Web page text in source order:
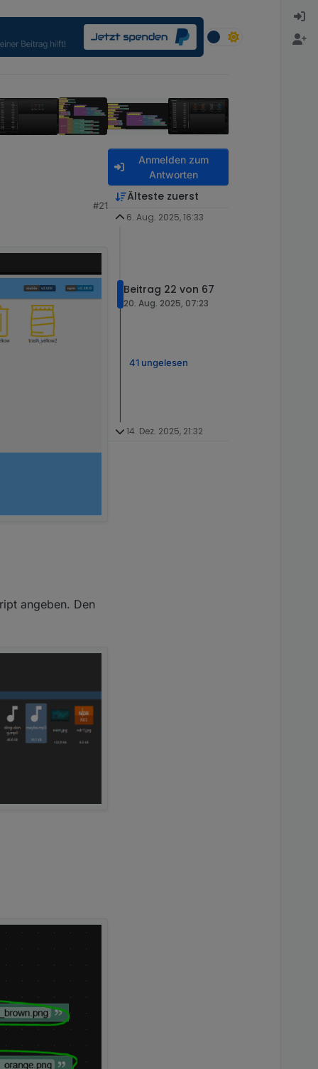
#21
angeben. Den
Anmelden zum
Antworten
Älteste zuerst
6. Aug. 2025, 16:33
Beitrag 22 von 67
20. Aug. 2025, 07:23
41 ungelesen
14. Dez. 2025, 21:32